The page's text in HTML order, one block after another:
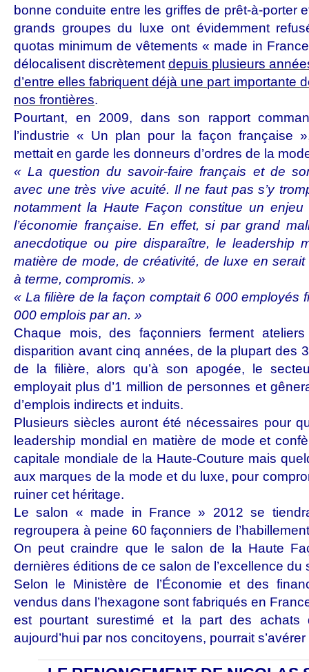
bonne conduite entre les griffes de prêt-à-porter
grands groupes du luxe ont évidemment
quotas minimum de vêtements « made in
délocalisent discrètement depuis plusieurs
d’entre elles fabriquent déjà une part importante
nos frontières.
Pourtant, en 2009, dans son rapport
l’industrie « Un plan pour la façon française
mettait en garde les donneurs d’ordres de la
« La question du savoir-faire français et de
avec une très vive acuité. Il ne faut pas s’y
notamment la Haute Façon constitue un enjeu
l’économie française. En effet, si par grand
anecdotique ou pire disparaître, le leadership
matière de mode, de créativité, de luxe en
à terme, compromis. »
« La filière de la façon comptait 6 000 employés
000 emplois par an. »
Chaque mois, des façonniers ferment
disparition avant cinq années, de la plupart des
de la filière, alors qu’à son apogée, le
employait plus d’1 million de personnes et
d’emplois indirects et induits.
Plusieurs siècles auront été nécessaires pour
leadership mondial en matière de mode et
capitale mondiale de la Haute-Couture mais
aux marques de la mode et du luxe, pour
ruiner cet héritage.
Le salon « made in France » 2012 se
regroupera à peine 60 façonniers de
On peut craindre que le salon de la Haute
dernières éditions de ce salon de l’excellence du
Selon le Ministère de l’Économie et des
vendus dans l’hexagone sont fabriqués en
est pourtant surestimé et la part des achats
aujourd’hui par nos concitoyens, pourrait